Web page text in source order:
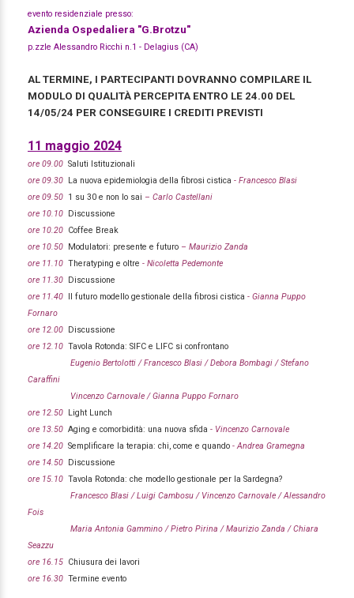
evento residenziale presso:
Azienda Ospedaliera "G.Brotzu"
p.zzle Alessandro Ricchi n.1 - Delagius (CA)
AL TERMINE, I PARTECIPANTI DOVRANNO COMPILARE IL
MODULO DI QUALITÀ PERCEPITA ENTRO LE 24.00 DEL
14/05/24 PER CONSEGUIRE I CREDITI PREVISTI
11 maggio 2024
ore 09.00 Saluti Istituzionali
ore 09.30
La nuova epidemiologia della fibrosi cistica - Francesco Blasi
ore 09.50 1 su 30 e non lo sai – Carlo Castellani
ore 10.10 Discussione
ore 10.20 Coffee Break
ore 10.50 Modulatori: presente e futuro – Maurizio Zanda
ore 11.10 Theratyping e oltre - Nicoletta Pedemonte
ore 11.30 Discussione
ore 11.40 Il futuro modello gestionale della fibrosi cistica - Gianna Puppo
Fornaro
ore 12.00 Discussione
ore 12.10 Tavola Rotonda: SIFC e LIFC si confrontano
Eugenio Bertolotti / Francesco Blasi / Debora Bombagi / Stefano
Caraffini
Vincenzo Carnovale / Gianna Puppo Fornaro
ore 12.50 Light Lunch
ore 13.50 Aging e comorbidità: una nuova sfida - Vincenzo Carnovale
ore 14.20 Semplificare la terapia: chi, come e quando - Andrea Gramegna
ore 14.50 Discussione
ore 15.10 Tavola Rotonda: che modello gestionale per la Sardegna?
Francesco Blasi / Luigi Cambosu / Vincenzo Carnovale / Alessandro
Fois
Maria Antonia Gammino / Pietro Pirina / Maurizio Zanda / Chiara
Seazzu
ore 16.15 Chiusura dei lavori
ore 16.30 Termine evento